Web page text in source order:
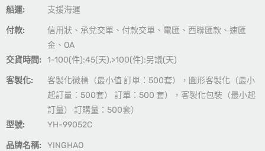
船運: 支援海運
付款:
信用狀、承兌交單、付款交單、電匯、西聯匯款、速匯
金、OA
交貨時間:
1-100(件):45(天),>100(件):另議(天)
客製化:
客製化徽標（最小值 訂單：500套），圖形客製化（最小
起訂量：500套） 訂單：500 套），客製化包裝（最小起
訂量） 訂購量：500套）
型號:
YH-99052C
品牌名稱: YINGHAO